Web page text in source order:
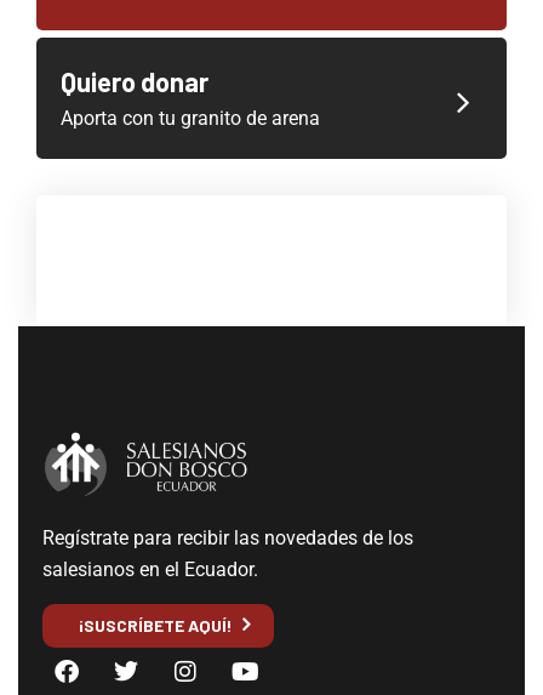
Quiero donar
Aporta con tu granito de arena
Regístrate para recibir las novedades de los
salesianos en el Ecuador.
¡SUSCRÍBETE AQUÍ!